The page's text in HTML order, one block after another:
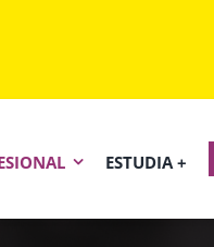
ESTUDIA +